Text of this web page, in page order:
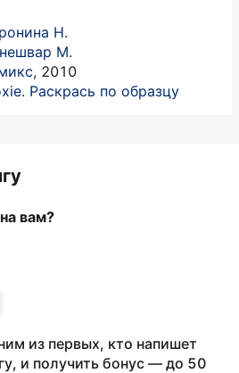
Н.
М.
, 2010
Раскрась по образцу
вам?
из первых, кто напишет
и получить бонус — до 50